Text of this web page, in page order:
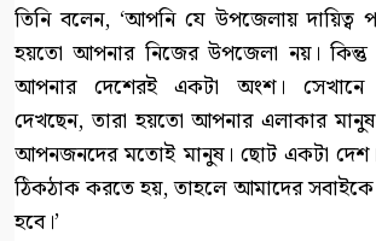
তিনি বলেন, ‘আপনি যে উপজেলায় দায়িত্ব
হয়তো আপনার নিজের উপজেলা নয়।
আপনার দেশেরই একটা অংশ।
দেখছেন, তারা হয়তো আপনার এলাকার
আপনজনদের মতোই মানুষ। ছোট একটা
ঠিকঠাক করতে হয়, তাহলে আমাদের সবাইকে
হবে।’